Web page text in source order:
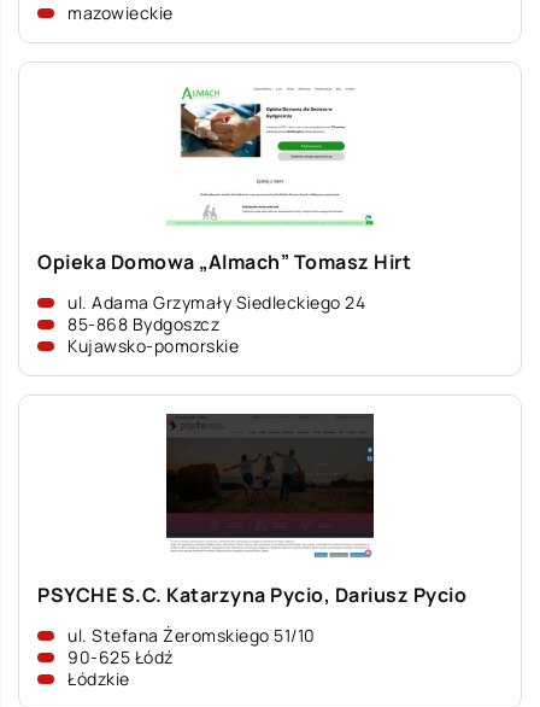
mazowieckie
Opieka Domowa „Almach” Tomasz Hirt
ul. Adama Grzymały Siedleckiego 24
85-868 Bydgoszcz
Kujawsko-pomorskie
PSYCHE S.C. Katarzyna Pycio, Dariusz Pycio
ul. Stefana Żeromskiego 51/10
90-625 Łódź
Łódzkie